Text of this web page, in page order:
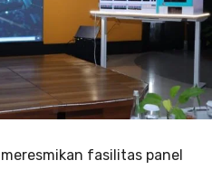
fasilitas panel